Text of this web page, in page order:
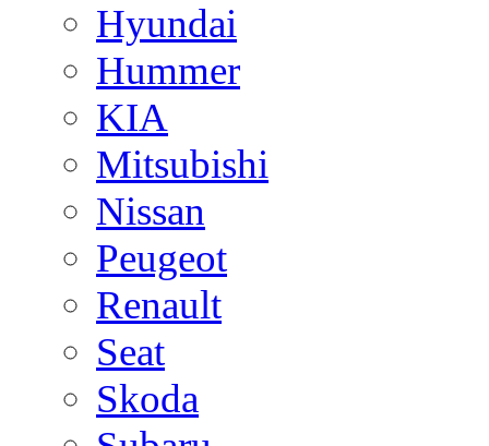
Hyundai
Hummer
KIA
Mitsubishi
Nissan
Peugeot
Renault
Seat
Skoda